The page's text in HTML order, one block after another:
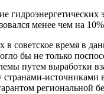
менее чем на
время в
бы не только
путем выработки
региональной